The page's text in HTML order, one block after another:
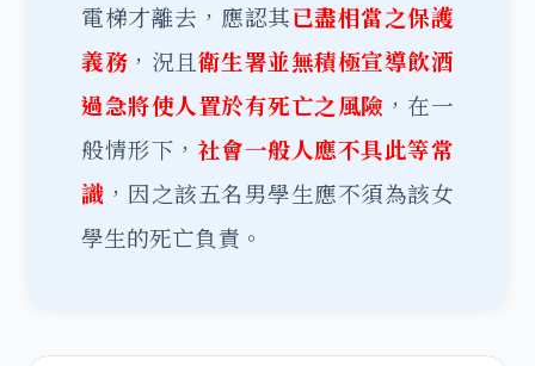
電梯才離去，應認其已盡相當之保護
義務 ，況且衛生署並無積極宣導飲酒
過急將使人置於有死亡之風險 ，在一
般情形下， 社會一般人應不具此等常
識 ，因之該五名男學生應不須為該女
學生的死亡負責。